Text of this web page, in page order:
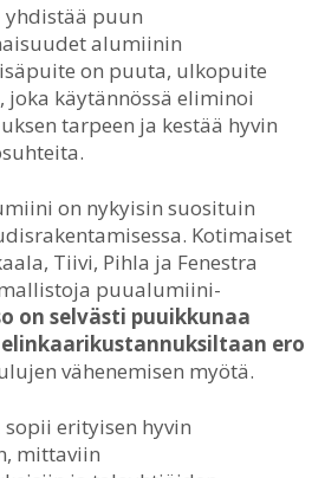
puun
alumiinin
on puuta, ulkopuite
joka käytännössä eliminoi
tarpeen ja kestää hyvin
on nykyisin suosituin
Kotimaiset
Tiivi, Pihla ja Fenestra
puualumiini-
on selvästi puuikkunaa
ero
vähenemisen myötä.
erityisen hyvin
mittaviin